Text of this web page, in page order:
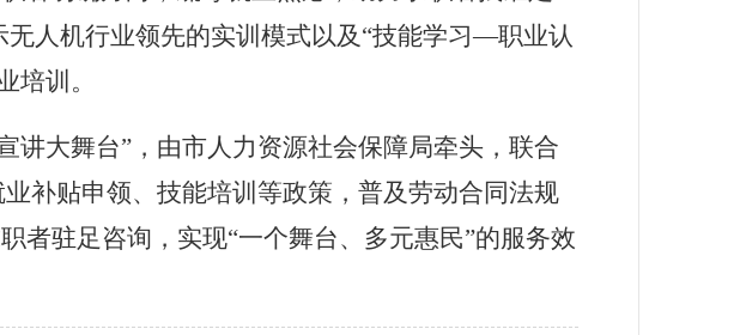
无人机行业领先的实训模式以及 “技能学习—职业认
培训。
讲大舞台” ，由市人力资源社会保障局牵头，联合
业补贴申领、技能培训等政策 ，普及劳动合同法规
者驻足咨询，实现“一个舞台、 多元惠民”的服务效